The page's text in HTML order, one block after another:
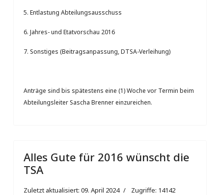
5. Entlastung Abteilungsausschuss
6. Jahres- und Etatvorschau 2016
7. Sonstiges (Beitragsanpassung, DTSA-Verleihung)
Anträge sind bis spätestens eine (1) Woche vor Termin beim
Abteilungsleiter Sascha Brenner einzureichen.
Alles Gute für 2016 wünscht die
TSA
Zuletzt aktualisiert: 09. April 2024 Zugriffe: 14142